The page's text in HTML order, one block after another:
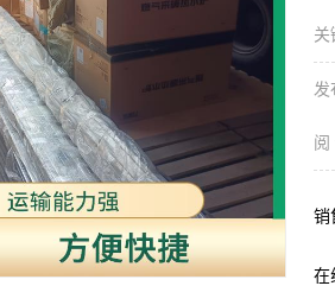
关
发
阅
销
在